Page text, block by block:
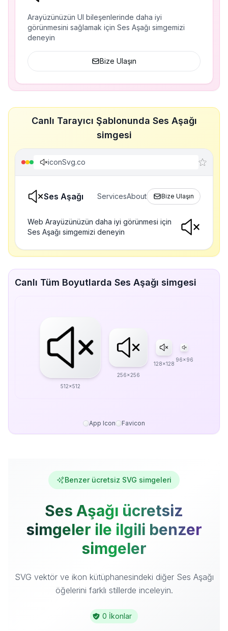
Arayüzünüzün UI bileşenlerinde daha iyi
görünmesini sağlamak için Ses Aşağı simgemizi
deneyin
Bize Ulaşın
Canlı Tarayıcı Şablonunda Ses Aşağı
simgesi
iconSvg.co
Ses Aşağı ServicesAbout Bize Ulaşın
Web Arayüzünüzün daha iyi görünmesi için
Ses Aşağı simgemizi deneyin
Canlı Tüm Boyutlarda Ses Aşağı simgesi
512x512
256x256
128x128
96x96
App Icon Favicon
Benzer ücretsiz SVG simgeleri
Ses Aşağı ücretsiz
simgeler ile ilgili benzer
simgeler
SVG vektör ve ikon kütüphanesindeki diğer Ses Aşağı
öğelerini farklı stillerde inceleyin.
0 İkonlar